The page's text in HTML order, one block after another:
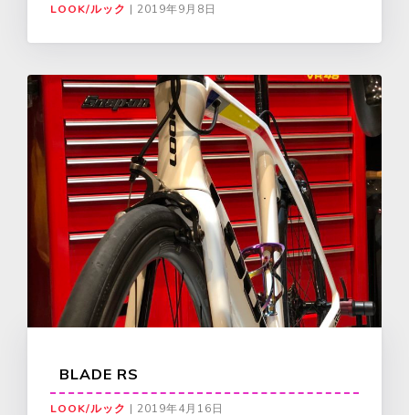
LOOK/ルック | 2019年9月8日
BLADE RS
LOOK/ルック | 2019年4月16日